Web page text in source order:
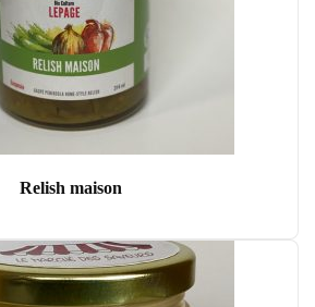
Relish maison